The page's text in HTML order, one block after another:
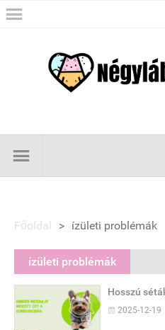
Főoldal > ízületi problémák
ízületi problémák
Hosszú
2025-12-19